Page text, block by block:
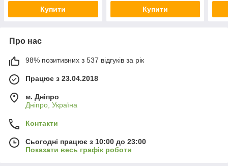
Купити Купити
Про нас
98% позитивних з 537 відгуків за рік
Працює з 23.04.2018
м. Дніпро
Дніпро, Україна
Контакти
Сьогодні працює з 10:00 до 23:00
Показати весь графік роботи